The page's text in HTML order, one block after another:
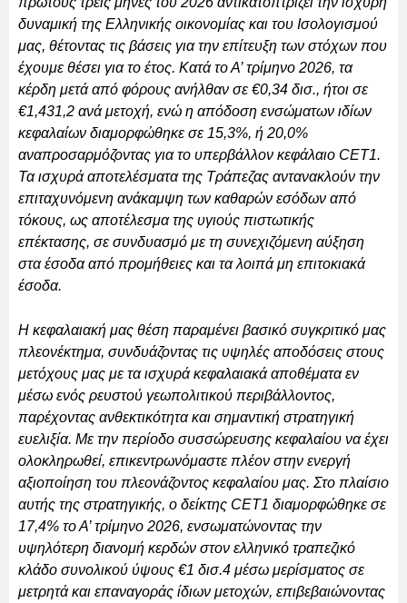
δυναμική της Ελληνικής οικονομίας και του Ισολογισμού
μας, θέτοντας τις βάσεις για την επίτευξη των στόχων που
έχουμε θέσει για το έτος. Κατά το Α’ τρίμηνο 2026, τα
κέρδη μετά από φόρους ανήλθαν σε €0,34 δισ., ήτοι σε
€1,431,2 ανά μετοχή, ενώ η απόδοση ενσώματων ιδίων
κεφαλαίων διαμορφώθηκε σε 15,3%, ή 20,0%
αναπροσαρμόζοντας για το υπερβάλλον κεφάλαιο CET1.
Τα ισχυρά αποτελέσματα της Τράπεζας αντανακλούν την
επιταχυνόμενη ανάκαμψη των καθαρών εσόδων από
τόκους, ως αποτέλεσμα της υγιούς πιστωτικής
επέκτασης, σε συνδυασμό με τη συνεχιζόμενη αύξηση
στα έσοδα από προμήθειες και τα λοιπά μη επιτοκιακά
έσοδα.
Η κεφαλαιακή μας θέση παραμένει βασικό συγκριτικό μας
πλεονέκτημα, συνδυάζοντας τις υψηλές αποδόσεις στους
μετόχους μας με τα ισχυρά κεφαλαιακά αποθέματα εν
μέσω ενός ρευστού γεωπολιτικού περιβάλλοντος,
παρέχοντας ανθεκτικότητα και σημαντική στρατηγική
ευελιξία. Με την περίοδο συσσώρευσης κεφαλαίου να έχει
ολοκληρωθεί, επικεντρωνόμαστε πλέον στην ενεργή
αξιοποίηση του πλεονάζοντος κεφαλαίου μας. Στο πλαίσιο
αυτής της στρατηγικής, ο δείκτης CET1 διαμορφώθηκε σε
17,4% το Α’ τρίμηνο 2026, ενσωματώνοντας την
υψηλότερη διανομή κερδών στον ελληνικό τραπεζικό
κλάδο συνολικού ύψους €1 δισ.4 μέσω μερίσματος σε
μετρητά και επαναγοράς ίδιων μετοχών, επιβεβαιώνοντας